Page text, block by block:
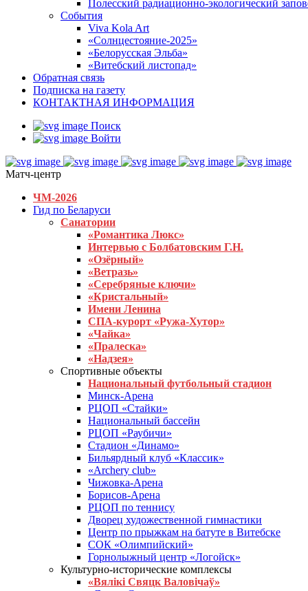
Полесский радиационно-экологический
События
Viva Kola Art
«Солнцестояние-2025»
«Белорусская Эльба»
«Витебский листопад»
Обратная связь
Подписка на газету
КОНТАКТНАЯ ИНФОРМАЦИЯ
Поиск
Войти
Матч-центр
ЧМ-2026
Гид по Беларуси
Санатории
«Романтика Люкс»
Интервью с Болбатовским Г.Н.
«Озёрный»
«Ветразь»
«Серебряные ключи»
«Кристальный»
Имени Ленина
СПА-курорт «Ружа-Хутор»
«Чайка»
«Пралеска»
«Надзея»
Спортивные объекты
Национальный футбольный стадион
Минск-Арена
РЦОП «Стайки»
Национальный бассейн
РЦОП «Раубичи»
Стадион «Динамо»
Бильярдный клуб «Классик»
«Archery club»
Чижовка-Арена
Борисов-Арена
РЦОП по теннису
Дворец художественной гимнастики
Центр по прыжкам на батуте в Витебске
СОК «Олимпийский»
Горнолыжный центр «Логойск»
Культурно-исторические комплексы
«Вялікі Свяцк Валовічаў»